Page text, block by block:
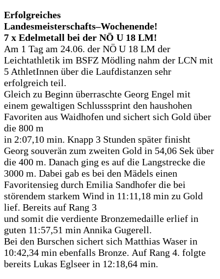
Erfolgreiches
Landesmeisterschafts–Wochenende!
7 x Edelmetall bei der NÖ U 18 LM!
Am 1 Tag am 24.06. der NÖ U 18 LM der
Leichtathletik im BSFZ Mödling nahm der LCN mit
5 AthletInnen über die Laufdistanzen sehr
erfolgreich teil.
Gleich zu Beginn überraschte Georg Engel mit
einem gewaltigen Schlusssprint den haushohen
Favoriten aus Waidhofen und sichert sich Gold über
die 800 m
in 2:07,10 min. Knapp 3 Stunden später finisht
Georg souverän zum zweiten Gold in 54,06 Sek über
die 400 m. Danach ging es auf die Langstrecke die
3000 m. Dabei gab es bei den Mädels einen
Favoritensieg durch Emilia Sandhofer die bei
störendem starkem Wind in 11:11,18 min zu Gold
lief. Bereits auf Rang 3
und somit die verdiente Bronzemedaille erlief in
guten 11:57,51 min Annika Gugerell.
Bei den Burschen sichert sich Matthias Waser in
10:42,34 min ebenfalls Bronze. Auf Rang 4. folgte
bereits Lukas Eglseer in 12:18,64 min.